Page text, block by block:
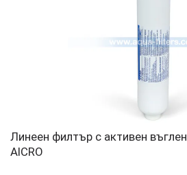
Линеен филтър с активен въглен
AICRO